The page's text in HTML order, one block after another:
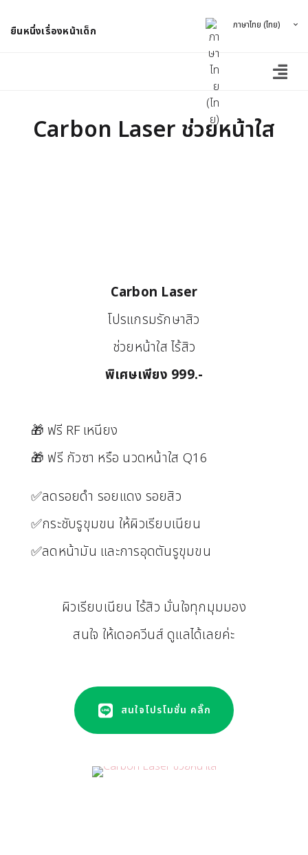
ยืนหนึ่งเรื่องหน้าเด็ก ภาษาไทย (ไทย)
Carbon Laser ช่วยหน้าใส
Carbon Laser
โปรแกรมรักษาสิว
ช่วยหน้าใส ไร้สิว
พิเศษเพียง 999.-
🎁 ฟรี RF เหนียง
🎁 ฟรี กัวซา หรือ นวดหน้าใส Q16
✅ลดรอยดำ รอยแดง รอยสิว
✅กระชับรูขุมขน ให้ผิวเรียบเนียน
✅ลดหน้ามัน และการอุดตันรูขุมขน
ผิวเรียบเนียน ไร้สิว มั่นใจทุกมุมมอง
สนใจ ให้เดอควีนส์ ดูแลได้เลยค่ะ
สนใจโปรโมชั่น คลิ๊ก